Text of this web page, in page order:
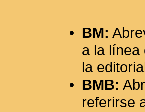
BM:
a la
la
BMB:
referirse